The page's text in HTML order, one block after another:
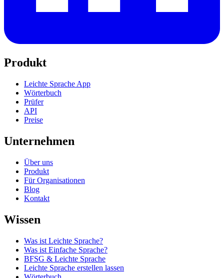
Produkt
Leichte Sprache App
Wörterbuch
Prüfer
API
Preise
Unternehmen
Über uns
Produkt
Für Organisationen
Blog
Kontakt
Wissen
Was ist Leichte Sprache?
Was ist Einfache Sprache?
BFSG & Leichte Sprache
Leichte Sprache erstellen lassen